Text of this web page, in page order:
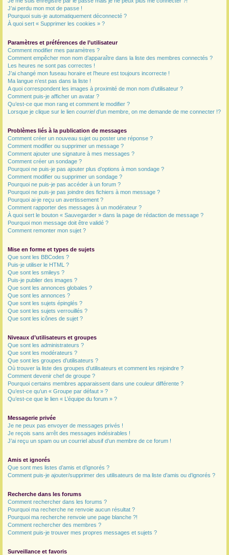
J’ai perdu mon mot de passe !
Pourquoi suis-je automatiquement déconnecté ?
À quoi sert « Supprimer les cookies » ?
Paramètres et préférences de l’utilisateur
Comment modifier mes paramètres ?
Comment empêcher mon nom d’apparaître dans la liste des membres connectés ?
Les heures ne sont pas correctes !
J’ai changé mon fuseau horaire et l’heure est toujours incorrecte !
Ma langue n’est pas dans la liste !
A quoi correspondent les images à proximité de mon nom d’utilisateur ?
Comment puis-je afficher un avatar ?
Qu’est-ce que mon rang et comment le modifier ?
Lorsque je clique sur le lien courrield’un membre, on me demande de me connecter !?
Problèmes liés à la publication de messages
Comment créer un nouveau sujet ou poster une réponse ?
Comment modifier ou supprimer un message ?
Comment ajouter une signature à mes messages ?
Comment créer un sondage ?
Pourquoi ne puis-je pas ajouter plus d’options à mon sondage ?
Comment modifier ou supprimer un sondage ?
Pourquoi ne puis-je pas accéder à un forum ?
Pourquoi ne puis-je pas joindre des fichiers à mon message ?
Pourquoi ai-je reçu un avertissement ?
Comment rapporter des messages à un modérateur ?
À quoi sert le bouton « Sauvegarder » dans la page de rédaction de message ?
Pourquoi mon message doit être validé ?
Comment remonter mon sujet ?
Mise en forme et types de sujets
Que sont les BBCodes ?
Puis-je utiliser le HTML ?
Que sont les smileys ?
Puis-je publier des images ?
Que sont les annonces globales ?
Que sont les annonces ?
Que sont les sujets épinglés ?
Que sont les sujets verrouillés ?
Que sont les icônes de sujet ?
Niveaux d’utilisateurs et groupes
Que sont les administrateurs ?
Que sont les modérateurs ?
Que sont les groupes d’utilisateurs ?
Où trouver la liste des groupes d’utilisateurs et comment les rejoindre ?
Comment devenir chef de groupe ?
Pourquoi certains membres apparaissent dans une couleur différente ?
Qu’est-ce qu’un « Groupe par défaut » ?
Qu’est-ce que le lien « L’équipe du forum » ?
Messagerie privée
Je ne peux pas envoyer de messages privés !
Je reçois sans arrêt des messages indésirables !
J’ai reçu un spam ou un courriel abusif d’un membre de ce forum !
Amis et ignorés
Que sont mes listes d’amis et d’ignorés ?
Comment puis-je ajouter/supprimer des utilisateurs de ma liste d’amis ou d’ignorés ?
Recherche dans les forums
Comment rechercher dans les forums ?
Pourquoi ma recherche ne renvoie aucun résultat ?
Pourquoi ma recherche renvoie une page blanche ?!
Comment rechercher des membres ?
Comment puis-je trouver mes propres messages et sujets ?
Surveillance et favoris